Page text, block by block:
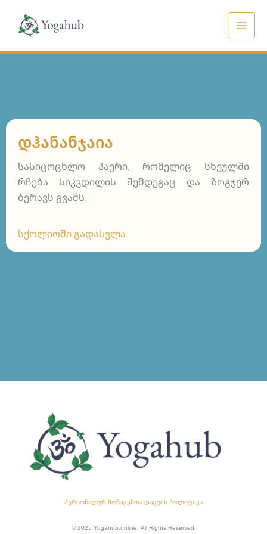
content
ᲓᲰᲐᲜᲐᲜᲯᲐᲘᲐ
სასიცოცხლო ჰაერი, რომელიც სხეულში
რჩება სიკვდილის შემდეგაც და ზოგჯერ
ბერავს გვამს.
სქოლიოში გადასვლა
პერსონალურ მონაცემთა დაცვის პოლიტიკა
© 2025 Yogahub.online. All Rights Reserved.